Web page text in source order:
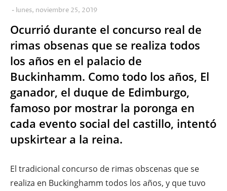
lunes, noviembre 25, 2019
Ocurrió durante el concurso real de
rimas obsenas que se realiza todos
los años en el palacio de
Buckinhamm. Como todo los años, El
ganador, el duque de Edimburgo,
famoso por mostrar la poronga en
cada evento social del castillo, intentó
upskirtear a la reina.
El tradicional concurso de rimas obscenas que se
realiza en Buckinghamm todos los años, y que tuvo